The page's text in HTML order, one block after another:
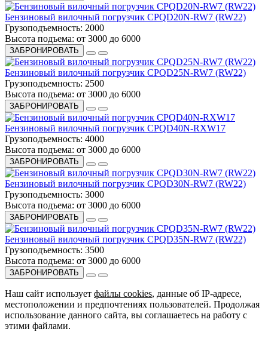
Бензиновый вилочный погрузчик CPQD20N-RW7 (RW22)
Грузоподъемность: 2000
Высота подъема: от 3000 до 6000
ЗАБРОНИРОВАТЬ
Бензиновый вилочный погрузчик CPQD25N-RW7 (RW22)
Грузоподъемность: 2500
Высота подъема: от 3000 до 6000
ЗАБРОНИРОВАТЬ
Бензиновый вилочный погрузчик CPQD40N-RXW17
Грузоподъемность: 4000
Высота подъема: от 3000 до 6000
ЗАБРОНИРОВАТЬ
Бензиновый вилочный погрузчик CPQD30N-RW7 (RW22)
Грузоподъемность: 3000
Высота подъема: от 3000 до 6000
ЗАБРОНИРОВАТЬ
Бензиновый вилочный погрузчик CPQD35N-RW7 (RW22)
Грузоподъемность: 3500
Высота подъема: от 3000 до 6000
ЗАБРОНИРОВАТЬ
Наш сайт использует файлы cookies, данные об IP-адресе,
местоположении и предпочтениях пользователей. Продолжая
использование данного сайта, вы соглашаетесь на работу с
этими файлами.